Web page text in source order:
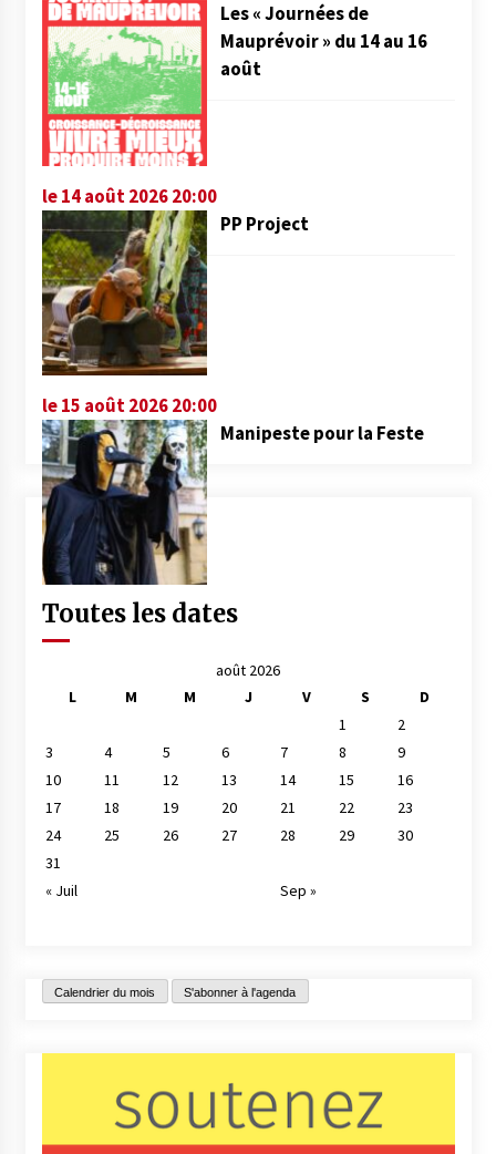
Les « Journées de
Mauprévoir » du 14 au 16
août
le 14 août 2026 20:00
PP Project
le 15 août 2026 20:00
Manipeste pour la Feste
Toutes les dates
août 2026
L
M M J V S
D
1
2
3
4 5 6 7 8
9
10
11 12 13 14 15
16
17
18 19 20 21 22
23
24
25 26 27 28 29
30
31
« Juil
Sep »
Calendrier du mois S'abonner à l'agenda